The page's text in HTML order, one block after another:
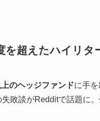
を超えたハイリタ
のヘッジファンドに手
敗談がRedditで話題に。